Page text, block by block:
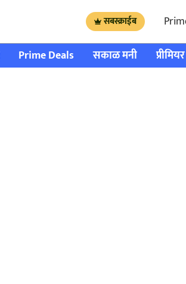
सबस्क्राईब
Prime Deals सकाळ मनी प्रीमियर